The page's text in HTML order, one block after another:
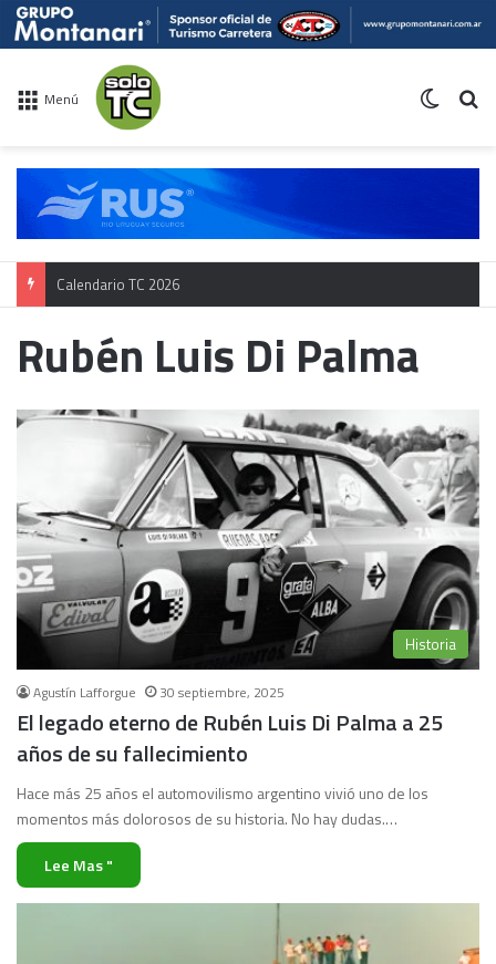
Menú
Calendario TC 2026
Rubén Luis Di Palma
Historia
Agustín Lafforgue 30 septiembre, 2025
El legado eterno de Rubén Luis Di Palma a 25
años de su fallecimiento
Hace más 25 años el automovilismo argentino vivió uno de los
momentos más dolorosos de su historia. No hay dudas.…
Lee Mas "